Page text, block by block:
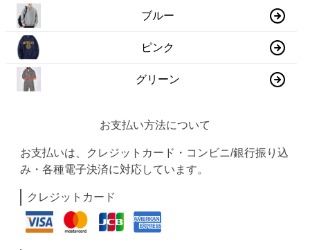
ブルー
ピンク
グリーン
お支払い方法について
お支払いは、クレジットカード・コンビニ/銀行振り込
み・各種電子決済に対応しています。
クレジットカード